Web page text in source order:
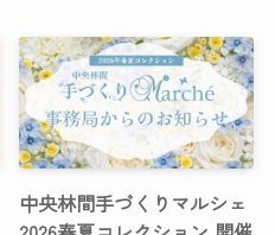
中央林間手づくりマルシェ